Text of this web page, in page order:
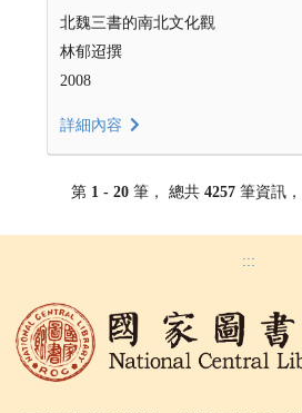
北魏三書的南北文化觀
林郁迢撰
2008
詳細內容
第 1 - 20 筆， 總共 4257筆資訊，
:::